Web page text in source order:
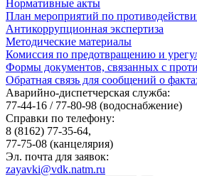
Нормативные акты
План мероприятий по
Антикоррупционная экспертиза
Методические материалы
Комиссия по предотвращению и
Формы документов, связанных с
Обратная связь для сообщений о
Аварийно-диспетчерская служба:
77-44-16 / 77-80-98 (водоснабжение)
Справки по телефону:
8 (8162) 77-35-64,
77-75-08 (канцелярия)
Эл. почта для заявок:
zayavki@vdk.natm.ru